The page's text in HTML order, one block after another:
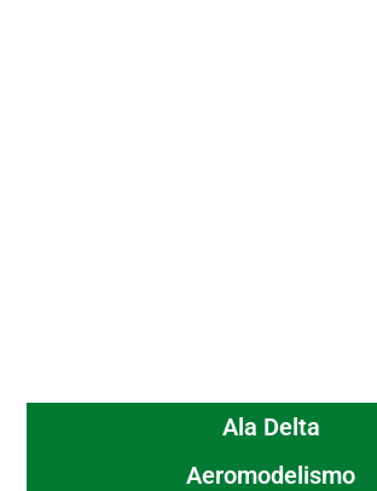
Ala Delta
Aeromodelismo